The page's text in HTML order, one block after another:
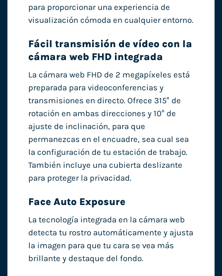
para proporcionar una experiencia de
visualización cómoda en cualquier entorno.
Fácil transmisión de vídeo con la
cámara web FHD integrada
La cámara web FHD de 2 megapíxeles está
preparada para videoconferencias y
transmisiones en directo. Ofrece 315° de
rotación en ambas direcciones y 10° de
ajuste de inclinación, para que
permanezcas en el encuadre, sea cual sea
la configuración de tu estación de trabajo.
También incluye una cubierta deslizante
para proteger la privacidad.
Face Auto Exposure
La tecnología integrada en la cámara web
detecta tu rostro automáticamente y ajusta
la imagen para que tu cara se vea más
brillante y destaque del fondo.